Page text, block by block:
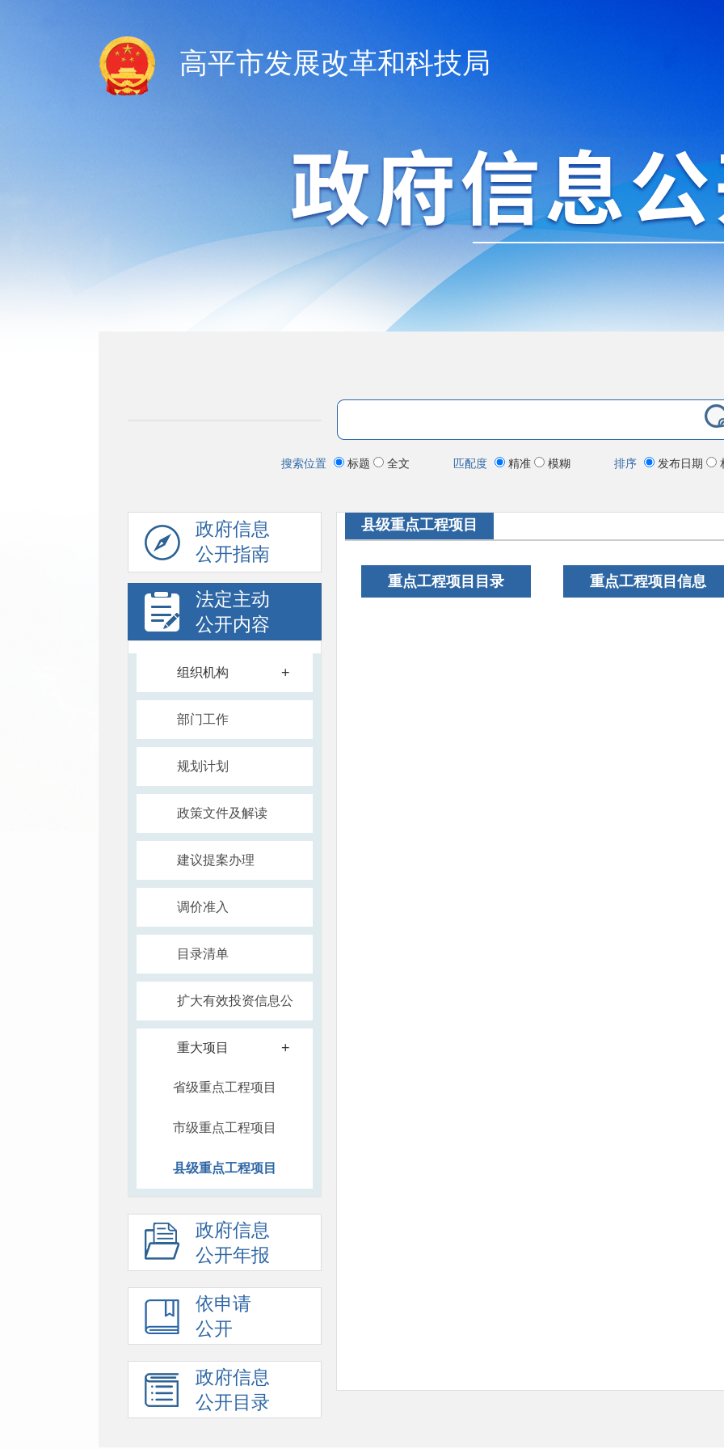
高平市发展改革和科技局
搜索位置 标题 全文 匹配度 精准 模糊 排序 发布日期
政府信息
公开指南
法定主动
公开内容
组织机构 +
部门工作
规划计划
政策文件及解读
建议提案办理
调价准入
目录清单
扩大有效投资信息公
开
重大项目 +
省级重点工程项目
市级重点工程项目
县级重点工程项目
政府信息
公开年报
依申请
公开
政府信息
公开目录
县级重点工程项目
重点工程项目目录 重点工程项目信息